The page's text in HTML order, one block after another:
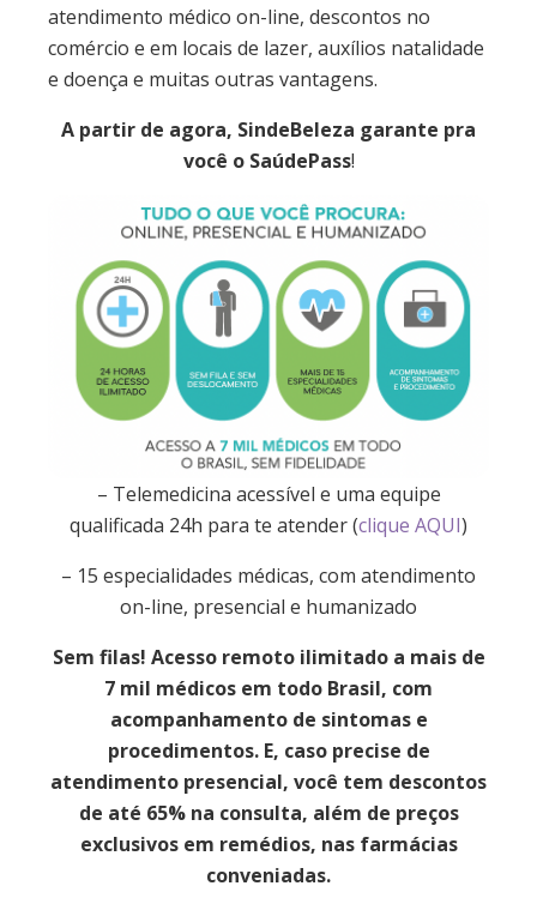
atendimento médico on-line, descontos no
comércio e em locais de lazer, auxílios natalidade
e doença e muitas outras vantagens.
A partir de agora, SindeBeleza garante pra
você o SaúdePass!
– Telemedicina acessível e uma equipe
qualificada 24h para te atender (clique AQUI)
– 15 especialidades médicas, com atendimento
on-line, presencial e humanizado
Sem filas! Acesso remoto ilimitado a mais de
7 mil médicos em todo Brasil, com
acompanhamento de sintomas e
procedimentos. E, caso precise de
atendimento presencial, você tem descontos
de até 65% na consulta, além de preços
exclusivos em remédios, nas farmácias
conveniadas.